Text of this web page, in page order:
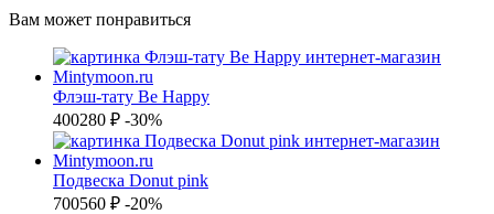
Вам может понравиться
Флэш-тату Be Happy
400280 ₽ -30%
Подвеска Donut pink
700560 ₽ -20%